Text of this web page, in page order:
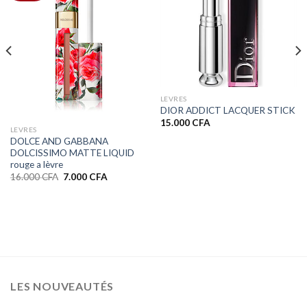
LEVRES
DOLCE AND GABBANA
DOLCISSIMO MATTE LIQUID
rouge a lèvre
16.000CFA Le
7.000 CFALe
LEVRES
DIOR ADDICT LACQUER STICK
15.000 CFA
LES NOUVEAUTÉS